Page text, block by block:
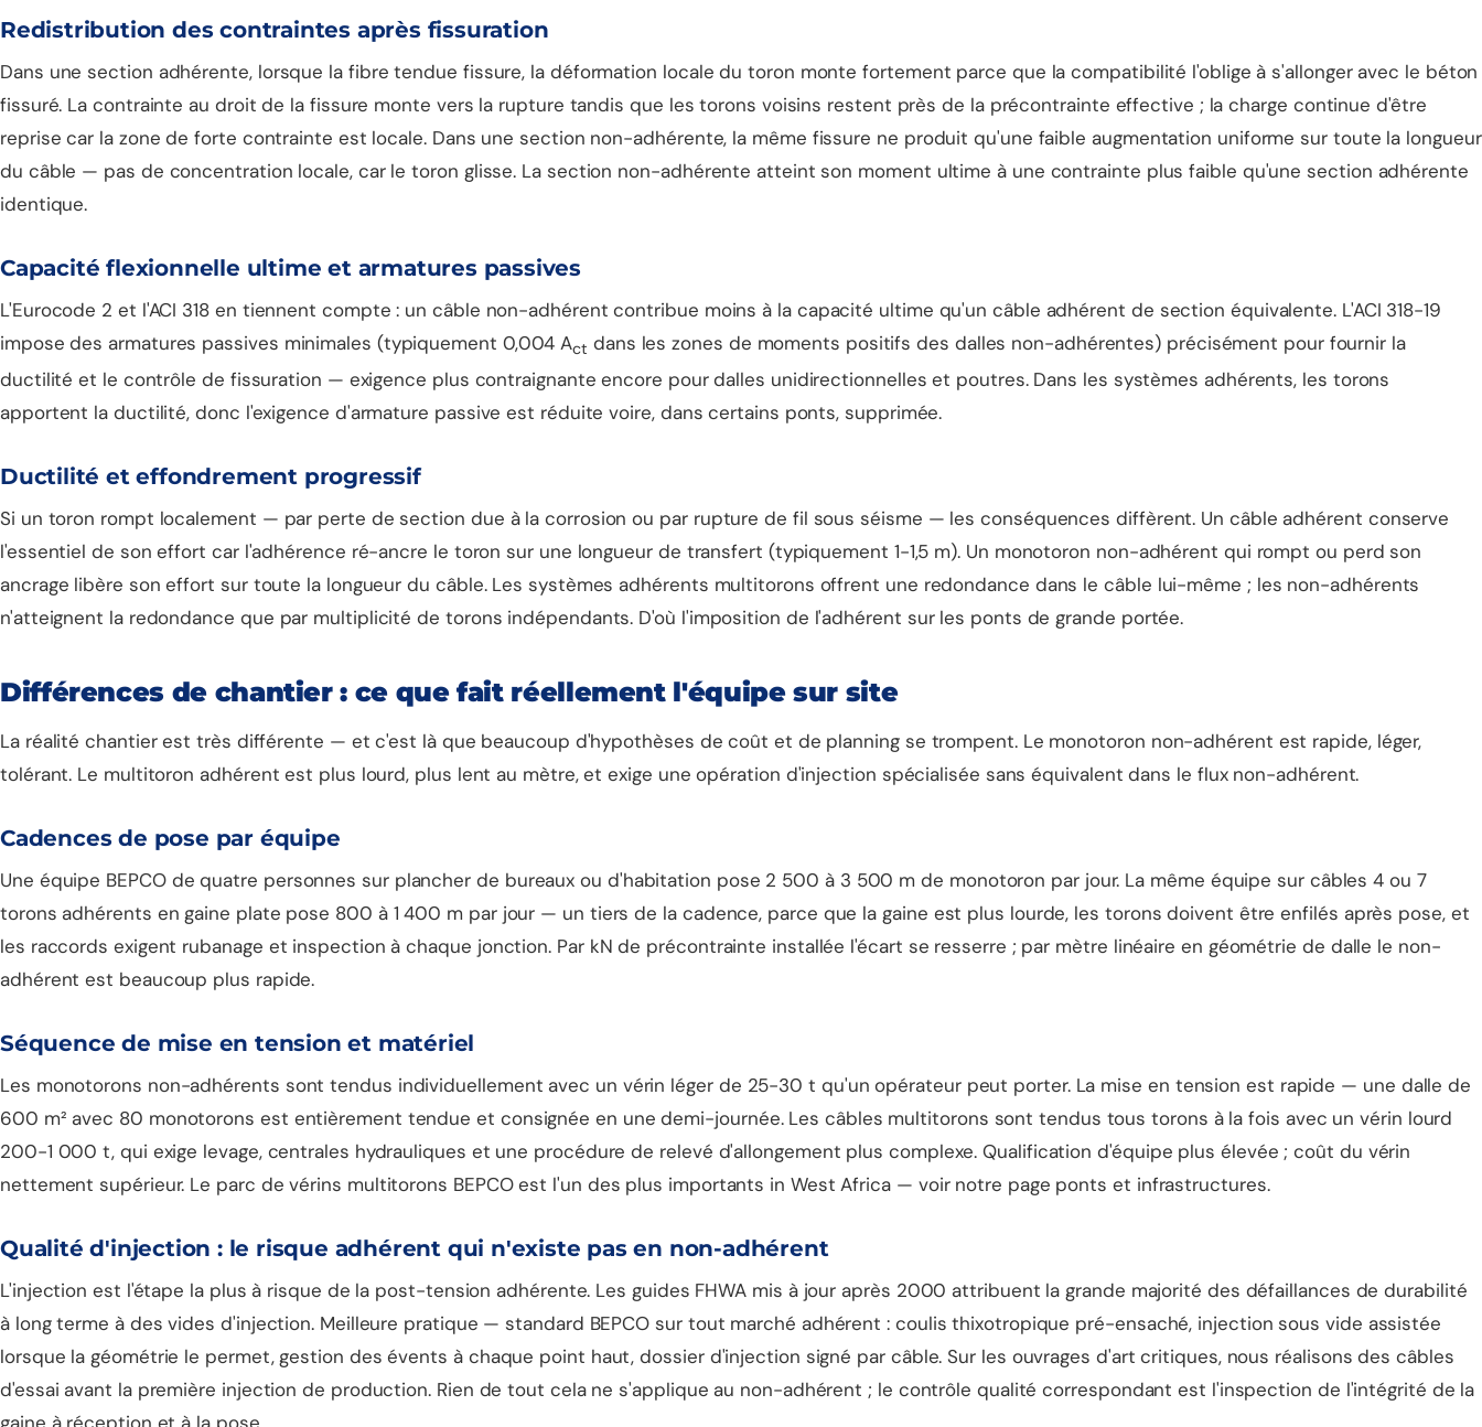
Redistribution des contraintes après fissuration
Dans une section adhérente, lorsque la fibre tendue fissure, la déformation locale du toron monte fortement parce que la compatibilité l'oblige à s'allonger avec le béton
fissuré. La contrainte au droit de la fissure monte vers la rupture tandis que les torons voisins restent près de la précontrainte effective ; la charge continue d'être
reprise car la zone de forte contrainte est locale. Dans une section non-adhérente, la même fissure ne produit qu'une faible augmentation uniforme sur toute la longueur
du câble — pas de concentration locale, car le toron glisse. La section non-adhérente atteint son moment ultime à une contrainte plus faible qu'une section adhérente
identique.
Capacité flexionnelle ultime et armatures passives
L'Eurocode 2 et l'ACI 318 en tiennent compte : un câble non-adhérent contribue moins à la capacité ultime qu'un câble adhérent de section équivalente. L'ACI 318-19
impose des armatures passives minimales (typiquement 0,004 Act dans les zones de moments positifs des dalles non-adhérentes) précisément pour fournir la
ductilité et le contrôle de fissuration — exigence plus contraignante encore pour dalles unidirectionnelles et poutres. Dans les systèmes adhérents, les torons
apportent la ductilité, donc l'exigence d'armature passive est réduite voire, dans certains ponts, supprimée.
Ductilité et effondrement progressif
Si un toron rompt localement — par perte de section due à la corrosion ou par rupture de fil sous séisme — les conséquences diffèrent. Un câble adhérent conserve
l'essentiel de son effort car l'adhérence ré-ancre le toron sur une longueur de transfert (typiquement 1-1,5 m). Un monotoron non-adhérent qui rompt ou perd son
ancrage libère son effort sur toute la longueur du câble. Les systèmes adhérents multitorons offrent une redondance dans le câble lui-même ; les non-adhérents
n'atteignent la redondance que par multiplicité de torons indépendants. D'où l'imposition de l'adhérent sur les ponts de grande portée.
Différences de chantier : ce que fait réellement l'équipe sur site
La réalité chantier est très différente — et c'est là que beaucoup d'hypothèses de coût et de planning se trompent. Le monotoron non-adhérent est rapide, léger,
tolérant. Le multitoron adhérent est plus lourd, plus lent au mètre, et exige une opération d'injection spécialisée sans équivalent dans le flux non-adhérent.
Cadences de pose par équipe
Une équipe BEPCO de quatre personnes sur plancher de bureaux ou d'habitation pose 2 500 à 3 500 m de monotoron par jour. La même équipe sur câbles 4 ou 7
torons adhérents en gaine plate pose 800 à 1 400 m par jour — un tiers de la cadence, parce que la gaine est plus lourde, les torons doivent être enfilés après pose, et
les raccords exigent rubanage et inspection à chaque jonction. Par kN de précontrainte installée l'écart se resserre ; par mètre linéaire en géométrie de dalle le non-
adhérent est beaucoup plus rapide.
Séquence de mise en tension et matériel
Les monotorons non-adhérents sont tendus individuellement avec un vérin léger de 25-30 t qu'un opérateur peut porter. La mise en tension est rapide — une dalle de
600 m² avec 80 monotorons est entièrement tendue et consignée en une demi-journée. Les câbles multitorons sont tendus tous torons à la fois avec un vérin lourd
200-1 000 t, qui exige levage, centrales hydrauliques et une procédure de relevé d'allongement plus complexe. Qualification d'équipe plus élevée ; coût du vérin
nettement supérieur. Le parc de vérins multitorons BEPCO est l'un des plus importants in West Africa — voir notre page ponts et infrastructures.
Qualité d'injection : le risque adhérent qui n'existe pas en non-adhérent
L'injection est l'étape la plus à risque de la post-tension adhérente. Les guides FHWA mis à jour après 2000 attribuent la grande majorité des défaillances de durabilité
à long terme à des vides d'injection. Meilleure pratique — standard BEPCO sur tout marché adhérent : coulis thixotropique pré-ensaché, injection sous vide assistée
lorsque la géométrie le permet, gestion des évents à chaque point haut, dossier d'injection signé par câble. Sur les ouvrages d'art critiques, nous réalisons des câbles
d'essai avant la première injection de production. Rien de tout cela ne s'applique au non-adhérent ; le contrôle qualité correspondant est l'inspection de l'intégrité de la